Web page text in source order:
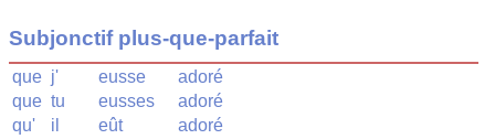
Subjonctif plus-que-parfait
que j' eusse
adoré
que tu eusses
adoré
qu'
il eût
adoré